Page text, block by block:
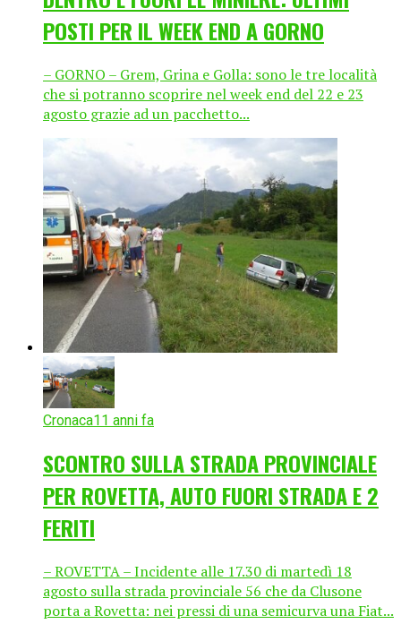
POSTI PER IL WEEK END A GORNO
– GORNO – Grem, Grina e Golla: sono le tre località
che si potranno scoprire nel week end del 22 e 23
agosto grazie ad un pacchetto...
Cronaca11 anni fa
SCONTRO SULLA STRADA PROVINCIALE
PER ROVETTA, AUTO FUORI STRADA E 2
FERITI
– ROVETTA – Incidente alle 17.30 di martedì 18
agosto sulla strada provinciale 56 che da Clusone
porta a Rovetta: nei pressi di una semicurva una Fiat...